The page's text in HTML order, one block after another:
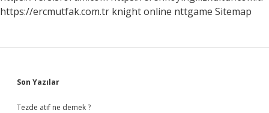
https://ercmutfak.com.tr knight online nttgame Sitemap
Sidebar
Son Yazılar
Tezde atıf ne demek ?